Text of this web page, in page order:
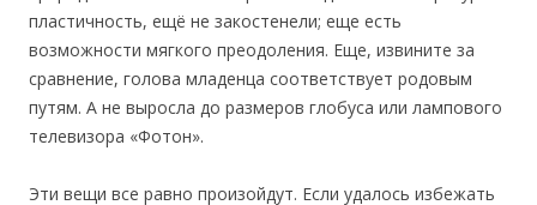
пластичность, ещё не закостенели; еще есть
возможности мягкого преодоления. Еще, извините за
сравнение, голова младенца соответствует родовым
путям. А не выросла до размеров глобуса или лампового
телевизора «Фотон».
Эти вещи все равно произойдут. Если удалось избежать